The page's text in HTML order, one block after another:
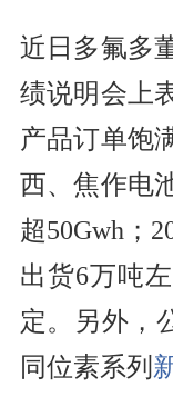
近日多氟多
绩说明会上
产品订单饱
西、焦作电
超50Gwh；
出货6万吨
定。另外，
同位素系列